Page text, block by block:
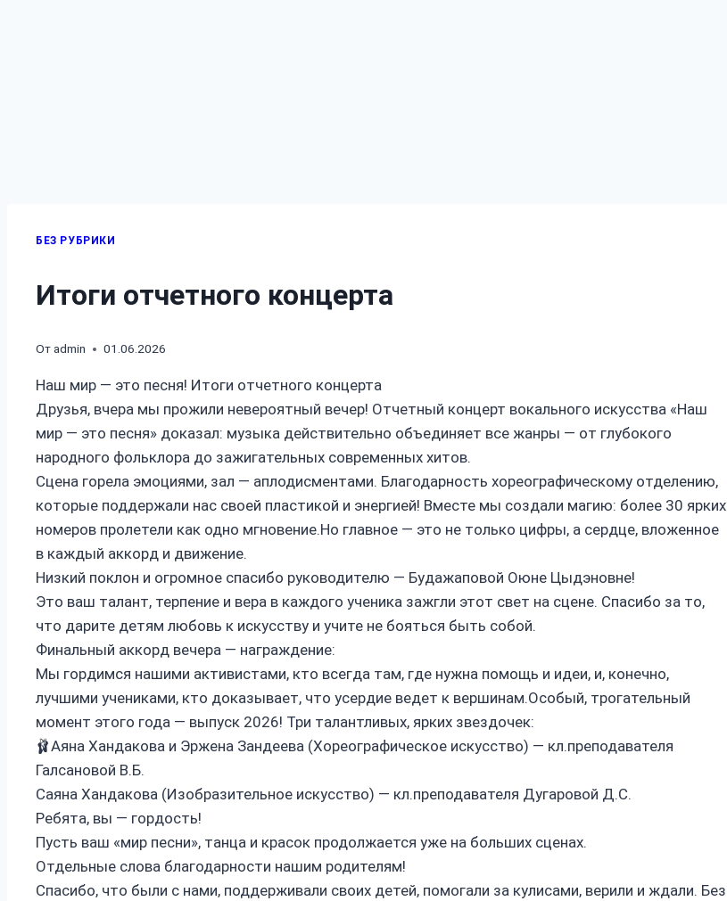
БЕЗ РУБРИКИ
Итоги отчетного концерта
Отadmin 01.06.2026
Наш мир — это песня! Итоги отчетного концерта
Друзья, вчера мы прожили невероятный вечер! Отчетный концерт вокального искусства «Наш
мир — это песня» доказал: музыка действительно объединяет все жанры — от глубокого
народного фольклора до зажигательных современных хитов.
Сцена горела эмоциями, зал — аплодисментами. Благодарность хореографическому отделению,
которые поддержали нас своей пластикой и энергией! Вместе мы создали магию: более 30 ярких
номеров пролетели как одно мгновение.Но главное — это не только цифры, а сердце, вложенное
в каждый аккорд и движение.
Низкий поклон и огромное спасибо руководителю — Будажаповой Оюне Цыдэновне!
Это ваш талант, терпение и вера в каждого ученика зажгли этот свет на сцене. Спасибо за то,
что дарите детям любовь к искусству и учите не бояться быть собой.
Финальный аккорд вечера — награждение:
Мы гордимся нашими активистами, кто всегда там, где нужна помощь и идеи, и, конечно,
лучшими учениками, кто доказывает, что усердие ведет к вершинам.Особый, трогательный
момент этого года — выпуск 2026! Три талантливых, ярких звездочек:
🩰Аяна Хандакова и Эржена Зандеева (Хореографическое искусство) — кл.преподавателя
Галсановой В.Б.
Саяна Хандакова (Изобразительное искусство) — кл.преподавателя Дугаровой Д.С.
Ребята, вы — гордость!
Пусть ваш «мир песни», танца и красок продолжается уже на больших сценах.
Отдельные слова благодарности нашим родителям!
Спасибо, что были с нами, поддерживали своих детей, помогали за кулисами, верили и ждали. Без